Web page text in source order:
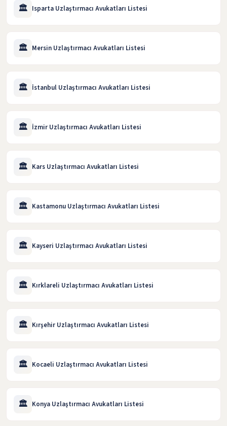
🏛️ Isparta Uzlaştırmacı Avukatları Listesi
🏛️ Mersin Uzlaştırmacı Avukatları Listesi
🏛️ İstanbul Uzlaştırmacı Avukatları Listesi
🏛️ İzmir Uzlaştırmacı Avukatları Listesi
🏛️ Kars Uzlaştırmacı Avukatları Listesi
🏛️ Kastamonu Uzlaştırmacı Avukatları Listesi
🏛️ Kayseri Uzlaştırmacı Avukatları Listesi
🏛️ Kırklareli Uzlaştırmacı Avukatları Listesi
🏛️ Kırşehir Uzlaştırmacı Avukatları Listesi
🏛️ Kocaeli Uzlaştırmacı Avukatları Listesi
🏛️ Konya Uzlaştırmacı Avukatları Listesi